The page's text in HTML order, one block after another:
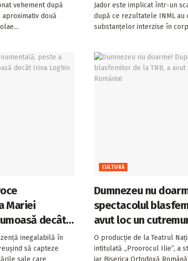
vehement după
două
Jador este implicat într-un
după ce rezultatele INML au
substanțelor interzise în
Mariei
decât
când era
inegalabilă în
să capteze
sale care
CULTURĂ
Dumnezeu nu
spectacolul
avut loc un
O producție de la Teatrul
intitulată „Proorocul Ilie”, a
iar Biserica Ortodoxă Română